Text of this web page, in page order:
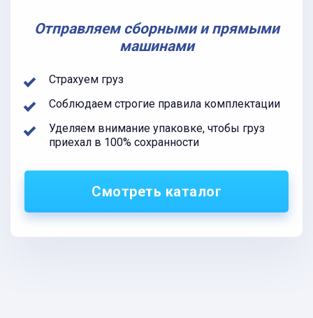
Отправляем сборными и прямыми
машинами
Страхуем груз
Соблюдаем строгие правила комплектации
Уделяем внимание упаковке, чтобы груз
приехал в 100% сохранности
Смотреть каталог